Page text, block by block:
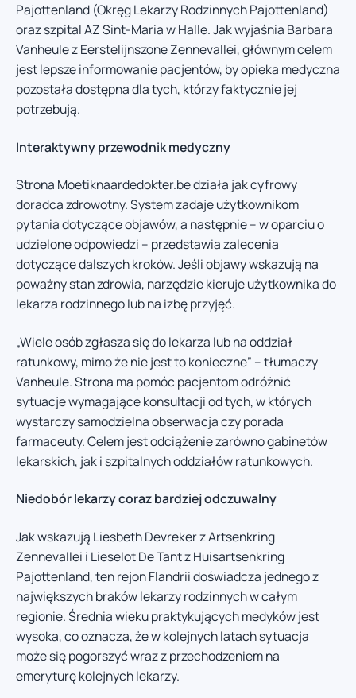
Pajottenland (Okręg Lekarzy Rodzinnych Pajottenland)
oraz szpital AZ Sint-Maria w Halle. Jak wyjaśnia Barbara
Vanheule z Eerstelijnszone Zennevallei, głównym celem
jest lepsze informowanie pacjentów, by opieka medyczna
pozostała dostępna dla tych, którzy faktycznie jej
potrzebują.
Interaktywny przewodnik medyczny
Strona Moetiknaardedokter.be działa jak cyfrowy
doradca zdrowotny. System zadaje użytkownikom
pytania dotyczące objawów, a następnie – w oparciu o
udzielone odpowiedzi – przedstawia zalecenia
dotyczące dalszych kroków. Jeśli objawy wskazują na
poważny stan zdrowia, narzędzie kieruje użytkownika do
lekarza rodzinnego lub na izbę przyjęć.
„Wiele osób zgłasza się do lekarza lub na oddział
ratunkowy, mimo że nie jest to konieczne” – tłumaczy
Vanheule. Strona ma pomóc pacjentom odróżnić
sytuacje wymagające konsultacji od tych, w których
wystarczy samodzielna obserwacja czy porada
farmaceuty. Celem jest odciążenie zarówno gabinetów
lekarskich, jak i szpitalnych oddziałów ratunkowych.
Niedobór lekarzy coraz bardziej odczuwalny
Jak wskazują Liesbeth Devreker z Artsenkring
Zennevallei i Lieselot De Tant z Huisartsenkring
Pajottenland, ten rejon Flandrii doświadcza jednego z
największych braków lekarzy rodzinnych w całym
regionie. Średnia wieku praktykujących medyków jest
wysoka, co oznacza, że w kolejnych latach sytuacja
może się pogorszyć wraz z przechodzeniem na
emeryturę kolejnych lekarzy.